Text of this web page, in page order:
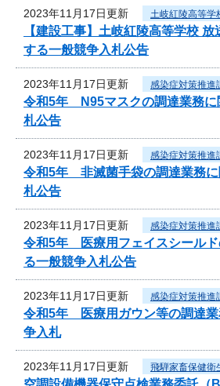
2023年11月17日更新 土岐紅陵高等学
【建設工事】土岐紅陵高等学校
する一般競争入札公告
2023年11月17日更新 感染症対策推進
令和5年 N95マスクの調達業務に
札公告
2023年11月17日更新 感染症対策推進
令和5年 非滅菌手袋の調達業務に
札公告
2023年11月17日更新 感染症対策推進
令和5年 医療用フェイスシールド
る一般競争入札公告
2023年11月17日更新 感染症対策推進
令和5年 医療用ガウン等の調達業
争入札
2023年11月17日更新 飛騨家畜保健衛